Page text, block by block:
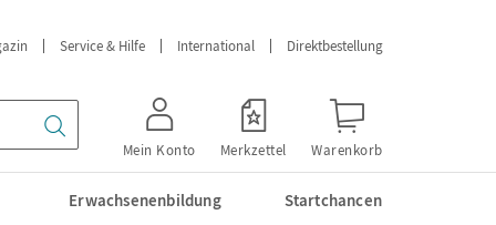
Service & Hilfe International Direktbestellung
Mein Konto Merkzettel Warenkorb
Erwachsenenbildung Startchancen